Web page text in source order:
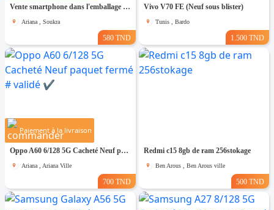
Vente smartphone dans l'emballage HONOR X7d 5G
Ariana , Soukra
580 TND
Vivo V70 FE (Neuf sous blister)
Tunis , Bardo
1.500 TND
Paiement à la livraison
Oppo A60 6/128 5G Cacheté Neuf paquet fermé # validé ✔️
Ariana , Ariana Ville
700 TND
Redmi c15 8gb de ram 256stokage
Ben Arous , Ben Arous ville
500 TND